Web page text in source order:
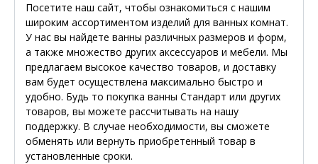
Посетите наш сайт, чтобы ознакомиться с нашим
широким ассортиментом изделий для ванных комнат.
У нас вы найдете ванны различных размеров и форм,
а также множество других аксессуаров и мебели. Мы
предлагаем высокое качество товаров, и доставку
вам будет осуществлена максимально быстро и
удобно. Будь то покупка ванны Стандарт или других
товаров, вы можете рассчитывать на нашу
поддержку. В случае необходимости, вы сможете
обменять или вернуть приобретенный товар в
установленные сроки.